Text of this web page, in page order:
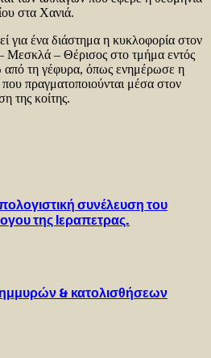
στα Χανιά.
για ένα διάστημα η κυκλοφορία στον
Μεσκλά – Θέρισος στο τμήμα εντός
τη γέφυρα, όπως ενημέρωσε η
πραγματοποιούνται μέσα στον
της κοίτης.
συνέλευση του
της Ιεραπετρας.
& κατολισθήσεων